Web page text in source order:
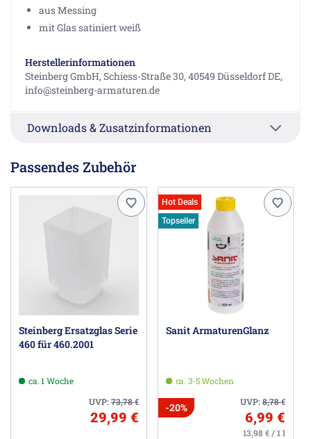
aus Messing
mit Glas satiniert weiß
Herstellerinformationen
Steinberg GmbH, Schiess-Straße 30, 40549 Düsseldorf DE,
info@steinberg-armaturen.de
Downloads & Zusatzinformationen
Passendes Zubehör
Steinberg Ersatzglas Serie
460 für 460.2001
ca. 1 Woche
UVP:73,78€
29,99 €
Hot Deals
Topseller
Sanit ArmaturenGlanz
ca. 3-5 Wochen
UVP:8,78€
-20%
6,99 €
13,98 € / 1 l